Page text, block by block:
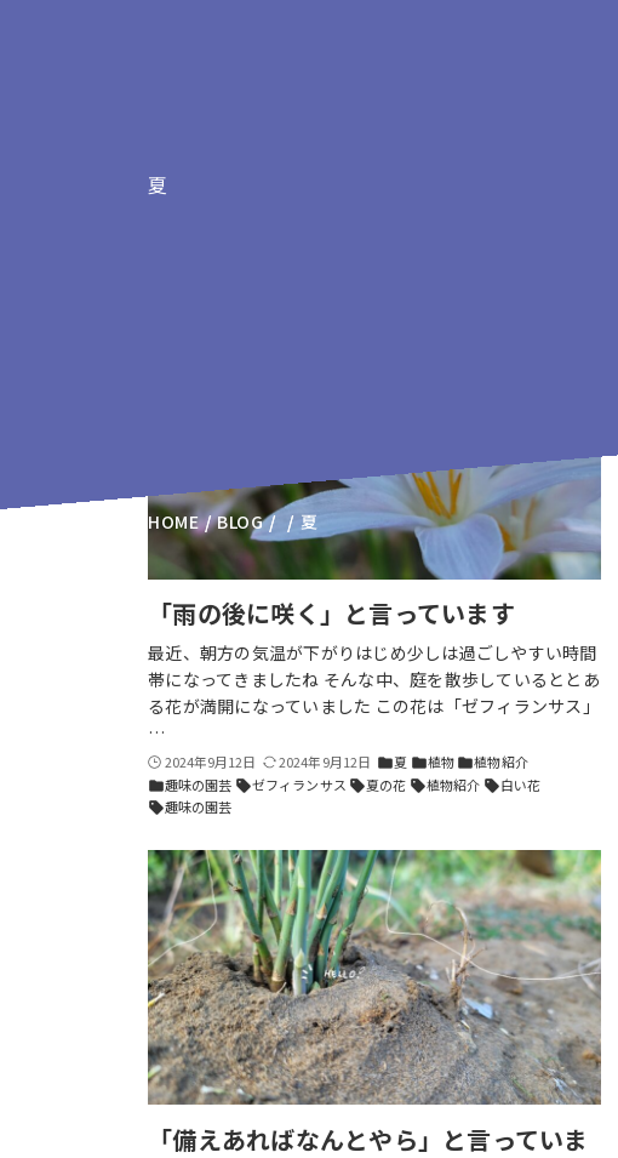
夏
HOME BLOG 夏
「雨の後に咲く」と言っています
最近、朝方の気温が下がりはじめ少しは過ごしやすい時間
帯になってきましたね そんな中、庭を散歩しているととあ
る花が満開になっていました この花は「ゼフィランサス」
…
2024年9月12日 2024年9月12日 folder夏 folder植物 folder植物紹介
folder趣味の園芸 sellゼフィランサス sell夏の花 sell植物紹介 sell白い花
sell趣味の園芸
「備えあればなんとやら」と言っていま